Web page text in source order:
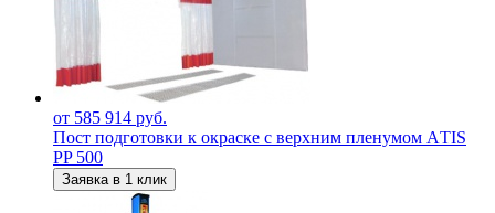
от 585 914 руб.
Пост подготовки к окраске с верхним пленумом АTIS
PP 500
Заявка в 1 клик